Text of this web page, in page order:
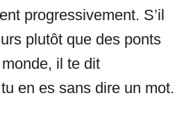
progressivement. S’il
plutôt que des ponts
il te dit
en es sans dire un mot.